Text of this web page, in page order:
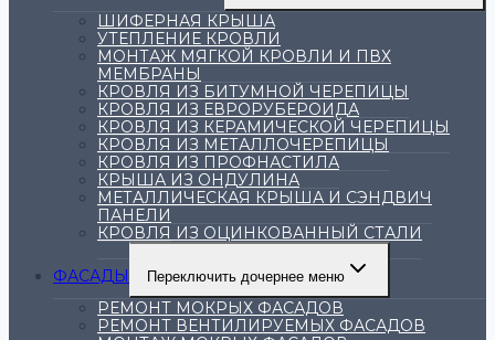
ШИФЕРНАЯ КРЫША
УТЕПЛЕНИЕ КРОВЛИ
МОНТАЖ МЯГКОЙ КРОВЛИ И ПВХ
МЕМБРАНЫ
КРОВЛЯ ИЗ БИТУМНОЙ ЧЕРЕПИЦЫ
КРОВЛЯ ИЗ ЕВРОРУБЕРОИДА
КРОВЛЯ ИЗ КЕРАМИЧЕСКОЙ ЧЕРЕПИЦЫ
КРОВЛЯ ИЗ МЕТАЛЛОЧЕРЕПИЦЫ
КРОВЛЯ ИЗ ПРОФНАСТИЛА
КРЫША ИЗ ОНДУЛИНА
МЕТАЛЛИЧЕСКАЯ КРЫША И СЭНДВИЧ
ПАНЕЛИ
КРОВЛЯ ИЗ ОЦИНКОВАННЫЙ СТАЛИ
ФАСАДЫ Переключить дочернее меню
РЕМОНТ МОКРЫХ ФАСАДОВ
РЕМОНТ ВЕНТИЛИРУЕМЫХ ФАСАДОВ